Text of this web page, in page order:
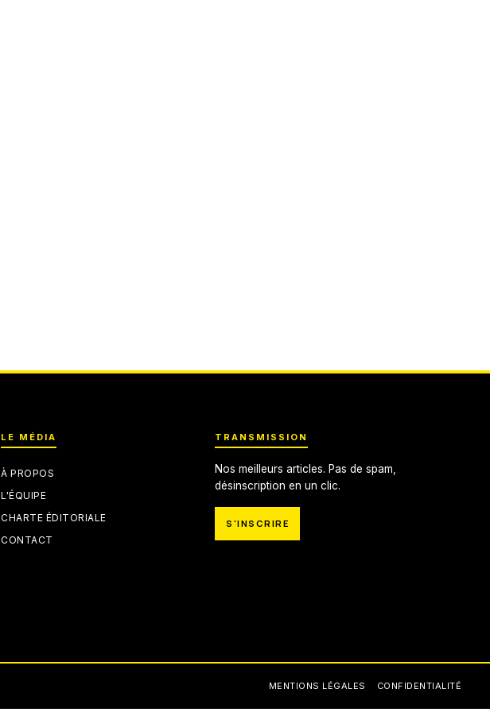
LE MÉDIA
À PROPOS
L'ÉQUIPE
CHARTE ÉDITORIALE
CONTACT
TRANSMISSION
Nos meilleurs articles. Pas de spam,
désinscription en un clic.
S'INSCRIRE
MENTIONS LÉGALES CONFIDENTIALITÉ